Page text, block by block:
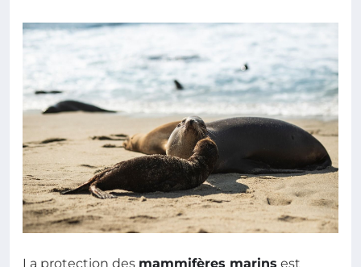
La protection des mammifères marins est